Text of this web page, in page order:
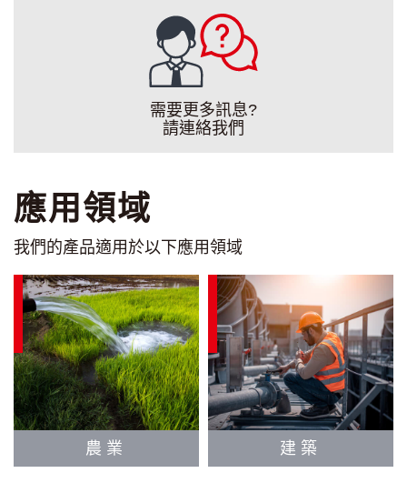
需要更多訊息?
請連絡我們
應用領域
我們的產品適用於以下應用領域
農業 建築